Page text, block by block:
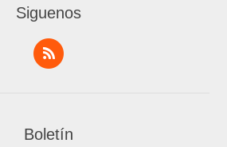
Siguenos
Boletín